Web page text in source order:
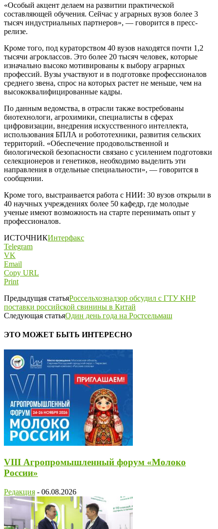
«Особый акцент делаем на развитии практической
составляющей обучения. Сейчас у аграрных вузов более 3
тысяч индустриальных партнеров», — говорится в пресс-
релизе.
Кроме того, под кураторством 40 вузов находятся почти 1,2
тысячи агроклассов. Это более 20 тысяч человек, которые
изначально высоко мотивированы к выбору аграрных
профессий. Вузы участвуют и в подготовке профессионалов
среднего звена, спрос на которых растет не меньше, чем на
высококвалифицированные кадры.
По данным ведомства, в отрасли также востребованы
биотехнологи, агрохимики, специалисты в сферах
цифровизации, внедрения искусственного интеллекта,
использования БПЛА и робототехники, развития сельских
территорий. «Обеспечение продовольственной и
биологической безопасности связано с усилением подготовки
селекционеров и генетиков, необходимо выделить эти
направления в отдельные специальности», — говорится в
сообщении.
Кроме того, выстраивается работа с НИИ: 30 вузов открыли в
40 научных учреждениях более 50 кафедр, где молодые
ученые имеют возможность на старте перенимать опыт у
профессионалов.
ИСТОЧНИКИнтерфакс
Telegram
VK
Email
Copy URL
Print
Предыдущая статьяРоссельхознадзор обсудил с ГТУ КНР
поставки российской свинины в Китай
Следующая статьяОдин день года на Ростсельмаш
ЭТО МОЖЕТ БЫТЬ ИНТЕРЕСНО
VIII Агропромышленный форум «Молоко
России»
Редакция - 06.08.2026